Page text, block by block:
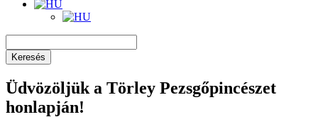
Keresés
Üdvözöljük a Törley Pezsgőpincészet
honlapján!